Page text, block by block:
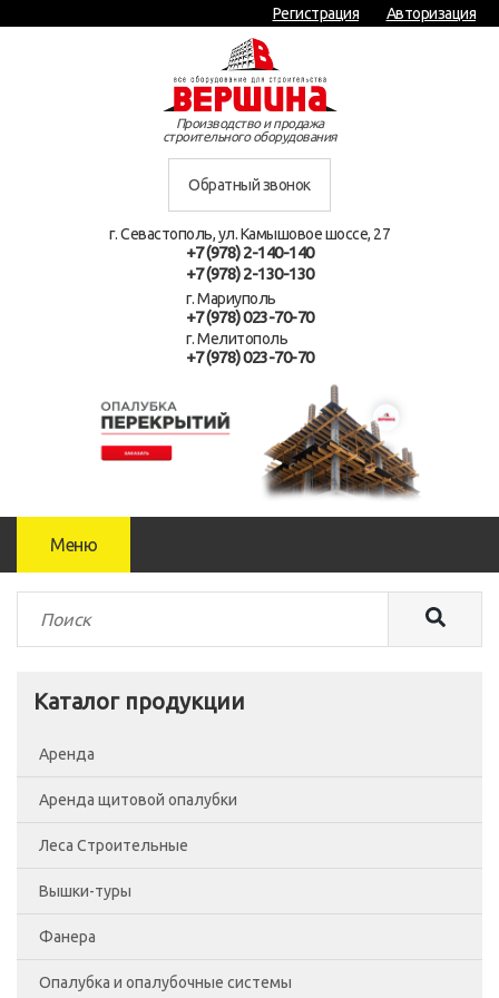
Регистрация Авторизация
Производство и продажа
строительного оборудования
Обратный звонок
г. Севастополь, ул. Камышовое шоссе, 27
+7 (978) 2-140-140
+7 (978) 2-130-130
г. Мариуполь
+7 (978) 023-70-70
г. Мелитополь
+7 (978) 023-70-70
Меню
Каталог продукции
Аренда
Аренда щитовой опалубки
Леса Строительные
Леса рамные
Помосты
Сетка фасадная
Вышки-туры
Вышка-тура ВСП-250/0.7
Вышка-тура ВСП-250/1.2
Фанера
Фанера Россия
Опалубка и опалубочные системы